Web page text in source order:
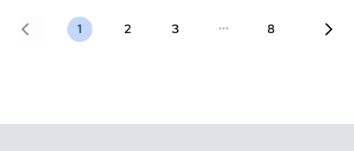
1 2 3 8